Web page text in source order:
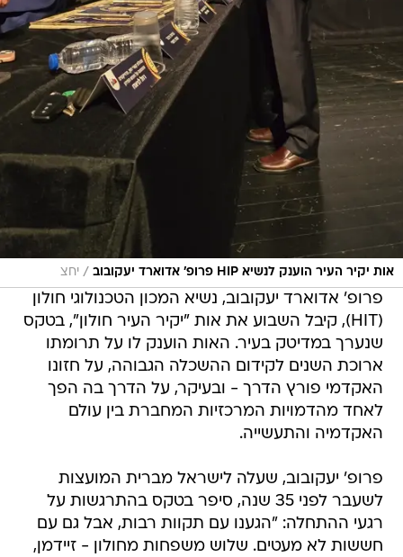
אות יקיר העיר הוענק לנשיא HIP פרופ' אדוארד יעקובוב / יחצ
פרופ' אדוארד יעקובוב, נשיא המכון הטכנולוגי חולון
(HIT), קיבל השבוע את אות "יקיר העיר חולון", בטקס
שנערך במדיטק בעיר. האות הוענק לו על תרומתו
ארוכת השנים לקידום ההשכלה הגבוהה, על חזונו
האקדמי פורץ הדרך - ובעיקר, על הדרך בה הפך
לאחד מהדמויות המרכזיות המחברת בין עולם
האקדמיה והתעשייה.
פרופ' יעקובוב, שעלה לישראל מברית המועצות
לשעבר לפני 35 שנה, סיפר בטקס בהתרגשות על
רגעי ההתחלה: "הגענו עם תקוות רבות, אבל גם עם
חששות לא מעטים. שלוש משפחות מחולון - זיידמן,